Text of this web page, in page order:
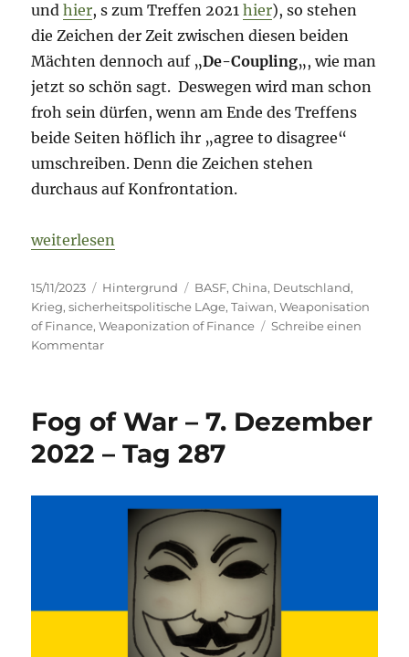
undhier, s zum Treffen 2021hier), so stehen
die Zeichen der Zeit zwischen diesen beiden
Mächten dennoch auf „De-Coupling„, wie man
jetzt so schön sagt. Deswegen wird man schon
froh sein dürfen, wenn am Ende des Treffens
beide Seiten höflich ihr „agree to disagree“
umschreiben. Denn die Zeichen stehen
durchaus auf Konfrontation.
„China – Kalter Krieg „nur“ reloaded?“
weiterlesen
Veröffentlicht
am
15/11/2023 Kategorien
Hintergrund Schlagwörter
BASF,China, Deutschland,
Krieg,sicherheitspolitische LAge,Taiwan,Weaponisation
of Finance,Weaponization of Finance
Schreibe einen
Kommentarzu
Krieg
reloaded?
Fog of War – 7. Dezember
2022 – Tag 287